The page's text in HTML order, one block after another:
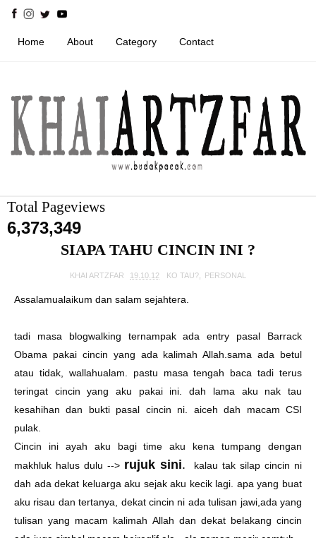
Home About Category Contact
Total Pageviews
6,373,349
SIAPA TAHU CINCIN INI ?
KHAI ARTZFAR 19.10.12 KO TAU? PERSONAL
Assalamualaikum dan salam sejahtera.
tadi masa blogwalking ternampak ada entry pasal Barrack
Obama pakai cincin yang ada kalimah Allah.sama ada betul
atau tidak, wallahualam. pastu masa tengah baca tadi terus
teringat cincin yang aku pakai ini. dah lama aku nak tau
kesahihan dan bukti pasal cincin ni. aiceh dah macam CSI
pulak.
Cincin ini ayah aku bagi time aku kena tumpang dengan
makhluk halus dulu --> rujuk sini. kalau tak silap cincin ni
dah ada dekat keluarga aku sejak aku kecik lagi. apa yang buat
aku risau dan tertanya, dekat cincin ni ada tulisan jawi,ada yang
tulisan yang macam kalimah Allah dan dekat belakang cincin